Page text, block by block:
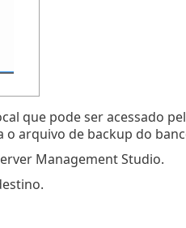
que pode ser acessado
arquivo de backup do
Management Studio.